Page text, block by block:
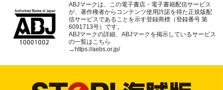
ABJマークは、この電子書店・電子書籍配信サービス
が、著作権者からコンテンツ使用許諾を得た正規版配
信サービスであることを示す登録商標（登録番号 第
6091713号）です。
ABJマークの詳細、ABJマークを掲示しているサービス
の一覧はこちら
→https://aebs.or.jp/